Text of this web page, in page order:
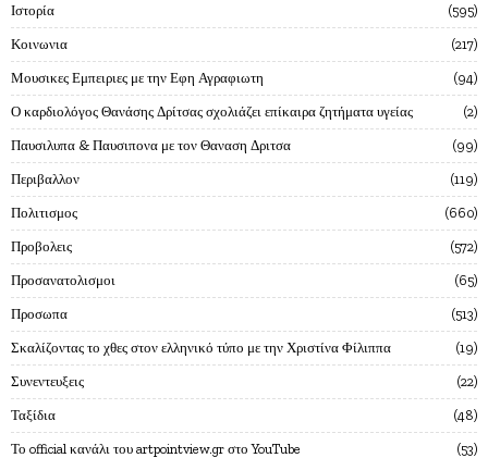
Ιστορία 595
Κοινωνια 217
Μουσικες Εμπειριες με την Εφη Αγραφιωτη 94
Ο καρδιολόγος Θανάσης Δρίτσας σχολιάζει επίκαιρα ζητήματα υγείας 2
Παυσιλυπα & Παυσιπονα με τον Θαναση Δριτσα 99
Περιβαλλον 119
Πολιτισμος 660
Προβολεις 572
Προσανατολισμοι 65
Προσωπα 513
Σκαλίζοντας το χθες στον ελληνικό τύπο με την Χριστίνα Φίλιππα 19
Συνεντευξεις 22
Ταξίδια 48
Το official κανάλι του artpointview.gr στο YouTube 53